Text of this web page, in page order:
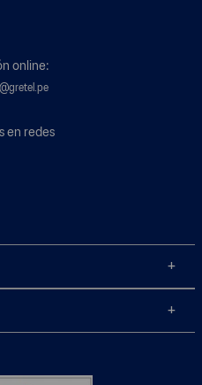
online:
en redes